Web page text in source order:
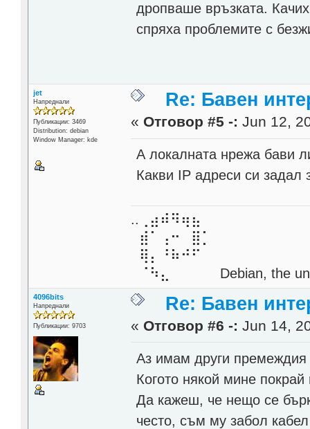
дропваше връзката.
спряха проблемите с
jet
Напреднали
Публикации: 3469
Distribution: debian
Window Manager: kde
Re: Бавен
« Отговор #5 -: Jun 12,
А локалната нрежа бави
Какви IP адреси си задал
..⢀⣴⠾⠻⢶⣦⠀
⣾⠁⢠⠒⠀⣿⡁
⢿⡄⠘⠷⠚⠋
⠈⠳⣄⠀⠀⠀⠀ Debian, the
4096bits
Напреднали
Публикации: 9703
Re: Бавен
« Отговор #6 -: Jun 14,
Аз имам други премеждия
Когото някой мине
Да кажеш, че нещо се
често, съм му забол